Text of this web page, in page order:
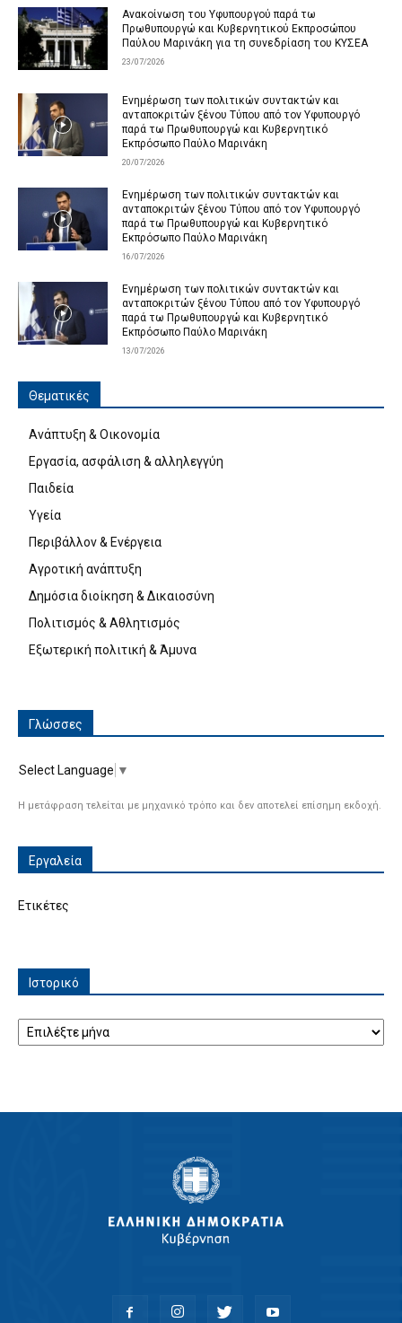
Ανακοίνωση του Υφυπουργού παρά τω
Πρωθυπουργώ και Κυβερνητικού Εκπροσώπου
Παύλου Μαρινάκη για τη συνεδρίαση του ΚΥΣΕΑ
23/07/2026
Ενημέρωση των πολιτικών συντακτών και
ανταποκριτών ξένου Τύπου από τον Υφυπουργό
παρά τω Πρωθυπουργώ και Κυβερνητικό
Εκπρόσωπο Παύλο Μαρινάκη
20/07/2026
Ενημέρωση των πολιτικών συντακτών και
ανταποκριτών ξένου Τύπου από τον Υφυπουργό
παρά τω Πρωθυπουργώ και Κυβερνητικό
Εκπρόσωπο Παύλο Μαρινάκη
16/07/2026
Ενημέρωση των πολιτικών συντακτών και
ανταποκριτών ξένου Τύπου από τον Υφυπουργό
παρά τω Πρωθυπουργώ και Κυβερνητικό
Εκπρόσωπο Παύλο Μαρινάκη
13/07/2026
Θεματικές
Ανάπτυξη & Οικονομία
Εργασία, ασφάλιση & αλληλεγγύη
Παιδεία
Υγεία
Περιβάλλον & Ενέργεια
Αγροτική ανάπτυξη
Δημόσια διοίκηση & Δικαιοσύνη
Πολιτισμός & Αθλητισμός
Εξωτερική πολιτική & Άμυνα
Γλώσσες
Select Language ▼
Η μετάφραση τελείται με μηχανικό τρόπο και δεν αποτελεί επίσημη εκδοχή.
Εργαλεία
Ετικέτες
Ιστορικό